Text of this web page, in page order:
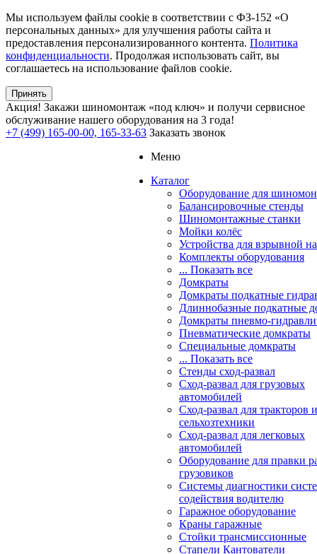
Мы используем файлы cookie в соответствии с ФЗ-152 «О
персональных данных» для улучшения работы сайта и
предоставления персонализированного контента. Политика
конфиденциальности. Продолжая использовать сайт, вы
соглашаетесь на использование файлов cookie.
Принять
Акция! Закажи шиномонтаж «под ключ» и получи сервисное
обслуживание нашего оборудования на 3 года!
+7 (499) 165-00-00, 165-33-63 Заказать звонок
Меню
Каталог
Оборудование для
Балансировочные стенды
Шиномонтажные станки
Мойки колёс
Устройства для взрывной
Комплекты оборудования
... Показать все
Домкраты
Домкраты подкатные
Длиннобазные подкатные
Домкраты пневмо-
Пневматические домкраты
Специальные домкраты
... Показать все
Стенды сход-развал
Сход-развал для грузовых
автомобилей
Сход-развал для тракторов и
сельхозтехники
Сход-развал для легковых
автомобилей
Оборудование для правки
грузовиков
Системы диагностики
содействия водителю
Гаражное оборудование
Краны гаражные
Стойки трансмиссионные
Стапели Кантователи